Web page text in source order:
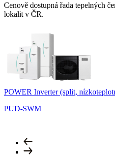
Cenově dostupná řada tepelných
lokalit v ČR.
POWER Inverter (split,
PUD-SWM